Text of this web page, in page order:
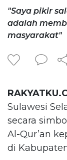
"Saya pikir
adalah
masyarakat"
Sulawesi
secara
Al-Qur’an
di